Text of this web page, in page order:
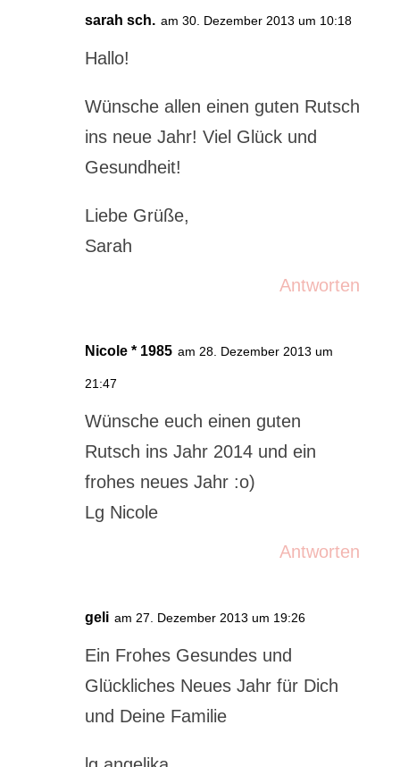
sarah sch. am 30. Dezember 2013 um 10:18
Hallo!
Wünsche allen einen guten Rutsch
ins neue Jahr! Viel Glück und
Gesundheit!
Liebe Grüße,
Sarah
Antworten
Nicole * 1985 am 28. Dezember 2013 um
21:47
Wünsche euch einen guten
Rutsch ins Jahr 2014 und ein
frohes neues Jahr :o)
Lg Nicole
Antworten
geli am 27. Dezember 2013 um 19:26
Ein Frohes Gesundes und
Glückliches Neues Jahr für Dich
und Deine Familie